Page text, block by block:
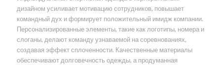
дизайном усиливает мотивацию сотрудников, повышает
командный дух и формирует положительный имидж компании.
Персонализированные элементы, такие как логотипы, номера и
слоганы, делают команду узнаваемой на соревнованиях,
создавая эффект сплоченности. Качественные материалы
обеспечивают долговечность одежды, а продуманная